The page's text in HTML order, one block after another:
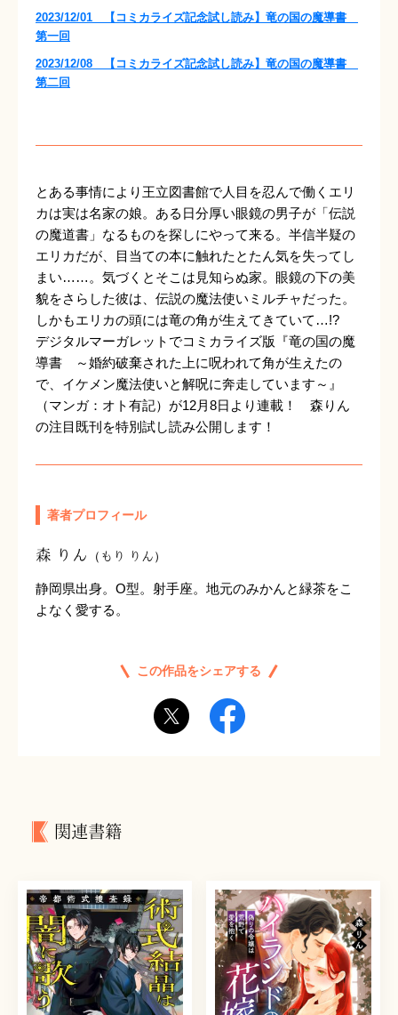
2023/12/01 【コミカライズ記念試し読み】竜の国の魔導書
第一回
2023/12/08 【コミカライズ記念試し読み】竜の国の魔導書
第二回
とある事情により王立図書館で人目を忍んで働くエリ
カは実は名家の娘。ある日分厚い眼鏡の男子が「伝説
の魔道書」なるものを探しにやって来る。半信半疑の
エリカだが、目当ての本に触れたとたん気を失ってし
まい……。気づくとそこは見知らぬ家。眼鏡の下の美
貌をさらした彼は、伝説の魔法使いミルチャだった。
しかもエリカの頭には竜の角が生えてきていて…!?
デジタルマーガレットでコミカライズ版『竜の国の魔
導書 ～婚約破棄された上に呪われて角が生えたの
で、イケメン魔法使いと解呪に奔走しています～』
（マンガ：オト有記）が12月8日より連載！ 森りん
の注目既刊を特別試し読み公開します！
著者プロフィール
森 りん （もり りん）
静岡県出身。O型。射手座。地元のみかんと緑茶をこ
よなく愛する。
この作品をシェアする
関連書籍